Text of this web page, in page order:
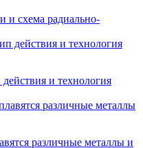
и схема радиально-
и технология
различные металлы и